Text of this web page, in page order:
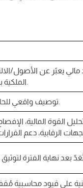
يعبّر عن الأصول/
الملكية ببيانات حقيقية.
توصيف واقعي للحالة المالية الآن.
القوة المالية،
على قيود محاسبية